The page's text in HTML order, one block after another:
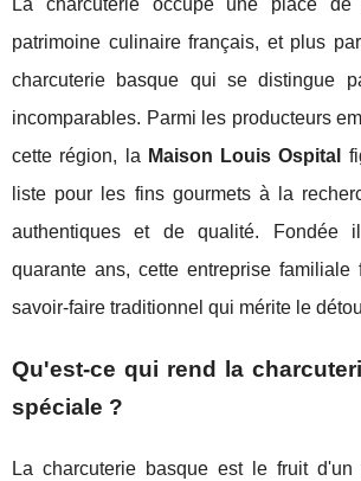
La charcuterie occupe une place
patrimoine culinaire français, et plus
charcuterie basque qui se distingue
incomparables. Parmi les producteurs
cette région, la Maison Louis Ospital
liste pour les fins gourmets à la
authentiques et de qualité.
quarante ans, cette entreprise familiale
savoir-faire traditionnel qui mérite le
Qu'est-ce qui rend la
spéciale ?
La charcuterie basque est le fruit